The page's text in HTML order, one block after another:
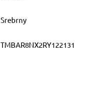
Srebrny
TMBAR8NX2RY122131